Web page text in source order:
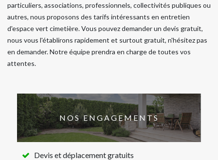
particuliers, associations, professionnels, collectivités publiques ou
autres, nous proposons des tarifs intéressants en entretien
d'espace vert cimetière. Vous pouvez demander un devis gratuit,
nous vous l'établirons rapidement et surtout gratuit, n'hésitez pas
en demander. Notre équipe prendra en charge de toutes vos
attentes.
NOS ENGAGEMENTS
Devis et déplacement gratuits